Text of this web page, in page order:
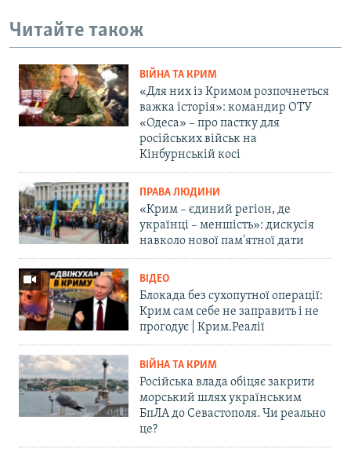
Читайте також
ВІЙНА ТА КРИМ
«Для них із Кримом розпочнеться
важка історія»: командир ОТУ
«Одеса» – про пастку для
російських військ на
Кінбурнській косі
ПРАВА ЛЮДИНИ
«Крим – єдиний регіон, де
українці – меншість»: дискусія
навколо нової пам'ятної дати
ВІДЕО
Блокада без сухопутної операції:
Крим сам себе не заправить і не
прогодує | Крим.Реалії
ВІЙНА ТА КРИМ
Російська влада обіцяє закрити
морський шлях українським
БпЛА до Севастополя. Чи реально
це?